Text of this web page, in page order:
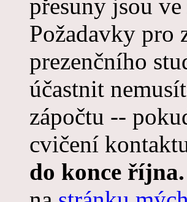
přesuny jsou
Požadavky pro
prezenčního
účastnit
zápočtu --
cvičení
do konce října.